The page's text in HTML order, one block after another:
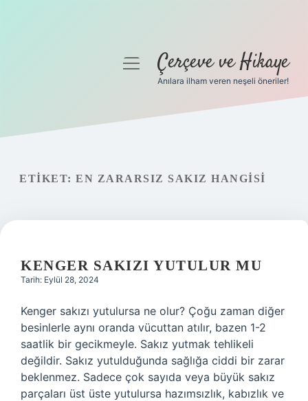
Gizlilik Politikası
menüyüÇerçeve ve Hikaye
Anılara ilham veren neşeli öneriler!
ETIKET: EN ZARARSIZ SAKIZ HANGISI
KENGER SAKIZI YUTULUR MU
Tarih: Eylül 28, 2024
Kenger sakızı yutulursa ne olur? Çoğu zaman diğer
besinlerle aynı oranda vücuttan atılır, bazen 1-2
saatlik bir gecikmeyle. Sakız yutmak tehlikeli
değildir. Sakız yutulduğunda sağlığa ciddi bir zarar
beklenmez. Sadece çok sayıda veya büyük sakız
parçaları üst üste yutulursa hazımsızlık, kabızlık ve